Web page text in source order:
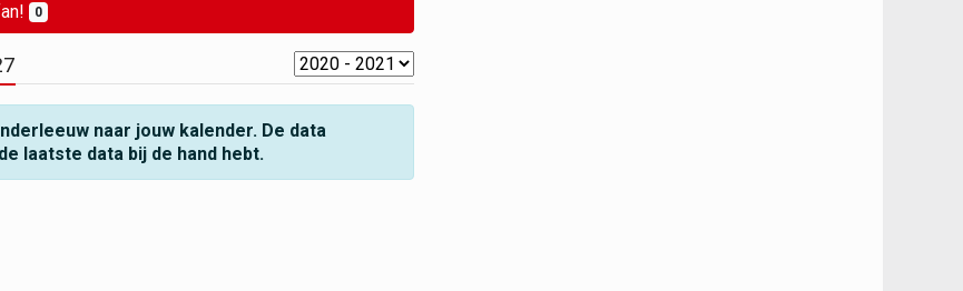
0
naar jouw kalender. De data
laatste data bij de hand hebt.